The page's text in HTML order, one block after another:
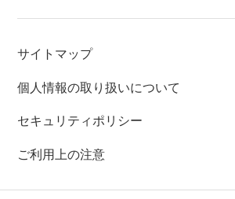
サイトマップ
個人情報の取り扱いについて
セキュリティポリシー
ご利用上の注意